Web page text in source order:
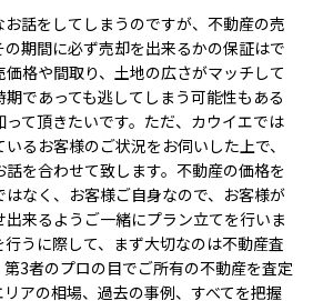
話をしてしまうのですが、不動産の売
期間に必ず売却を出来るかの保証はで
格や間取り、土地の広さがマッチして
であっても逃してしまう可能性もある
て頂きたいです。ただ、カウイエでは
るお客様のご状況をお伺いした上で、
を合わせて致します。不動産の価格を
なく、お客様ご自身なので、お客様が
来るようご一緒にプラン立てを行いま
うに際して、まず大切なのは不動産査
3者のプロの目でご所有の不動産を査定
アの相場、過去の事例、すべてを把握